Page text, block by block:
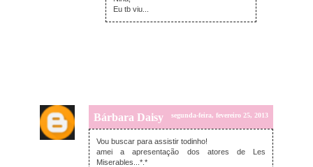
Eu tb viu...
Bárbara Daisy segunda-feira, fevereiro 25, 2013
Vou buscar para assistir todinho!
amei a apresentação dos atores de Les
Miserables...*.*